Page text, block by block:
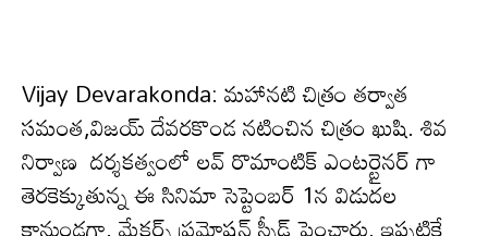
Vijay Devarakonda: మ‌హాన‌టి చిత్రం త‌ర్వాత
స‌మంత‌,విజ‌య్ దేవ‌ర‌కొండ న‌టించిన చిత్రం ఖుషి. శివ
నిర్వాణ దర్శకత్వంలో లవ్ రొమాంటిక్ ఎంటర్టైనర్ గా
తెరకెక్కుతున్న ఈ సినిమా సెప్టెంబ‌ర్ 1న విడుద‌ల